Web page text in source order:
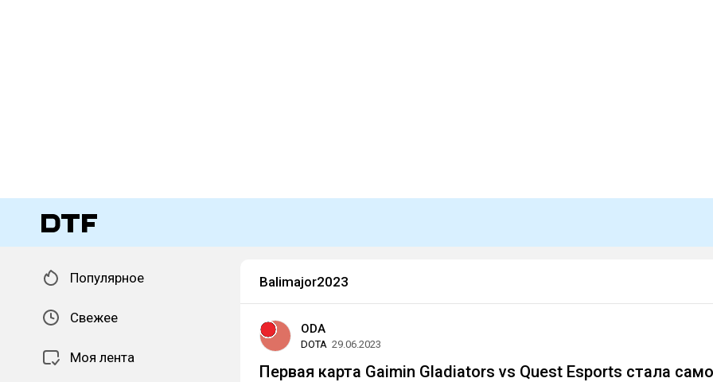
Популярное
Свежее
Моя лента
Balimajor2023
ODA
DOTA 29.06.2023
Первая карта Gaimin Gladiators vs Quest Esports стала